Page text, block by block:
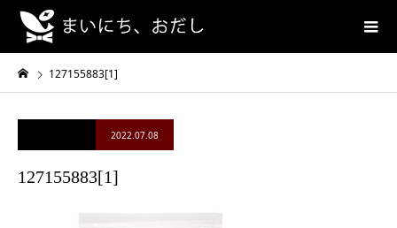
127155883[1]
2022.07.08
127155883[1]